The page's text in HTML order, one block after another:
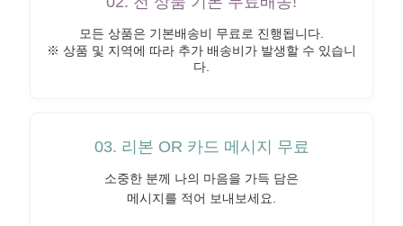
모든 상품은 기본배송비 무료로 진행됩니다.
※ 상품 및 지역에 따라 추가 배송비가 발생할 수 있습니
다.
03. 리본 OR 카드 메시지 무료
소중한 분께 나의 마음을 가득 담은
메시지를 적어 보내보세요.